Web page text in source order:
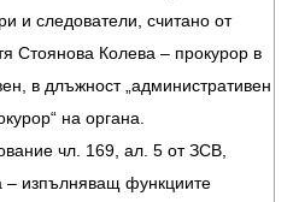
и следователи, считано от
Стоянова Колева – прокурор в
в длъжност „административен
на органа.
чл. 169, ал. 5 от ЗСВ,
изпълняващ функциите